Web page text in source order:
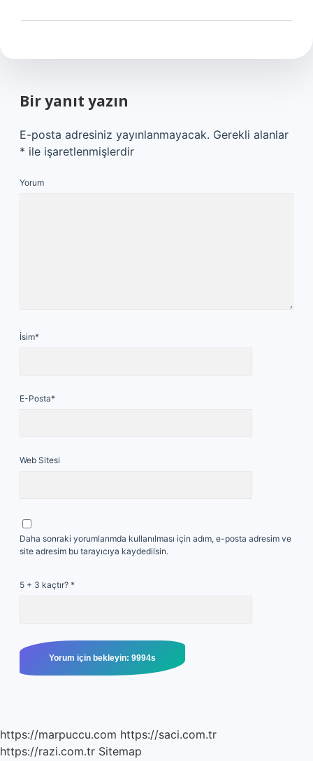
Bir yanıt yazın
E-posta adresiniz yayınlanmayacak. Gerekli alanlar
* ile işaretlenmişlerdir
Yorum
İsim*
E-Posta*
Web Sitesi
Daha sonraki yorumlarımda kullanılması için adım, e-posta adresim ve
site adresim bu tarayıcıya kaydedilsin.
5 + 3 kaçtır? *
https://marpuccu.com https://saci.com.tr
https://razi.com.tr Sitemap